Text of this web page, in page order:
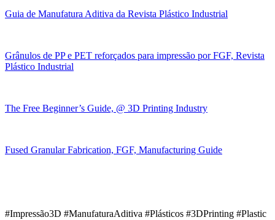
Guia de Manufatura Aditiva da Revista Plástico Industrial
Grânulos de PP e PET reforçados para impressão por FGF, Revista
Plástico Industrial
The Free Beginner’s Guide, @ 3D Printing Industry
Fused Granular Fabrication, FGF, Manufacturing Guide
#Impressão3D #ManufaturaAditiva #Plásticos #3DPrinting #Plastic